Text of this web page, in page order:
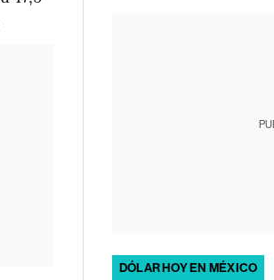
DÓLAR HOY EN MÉXICO